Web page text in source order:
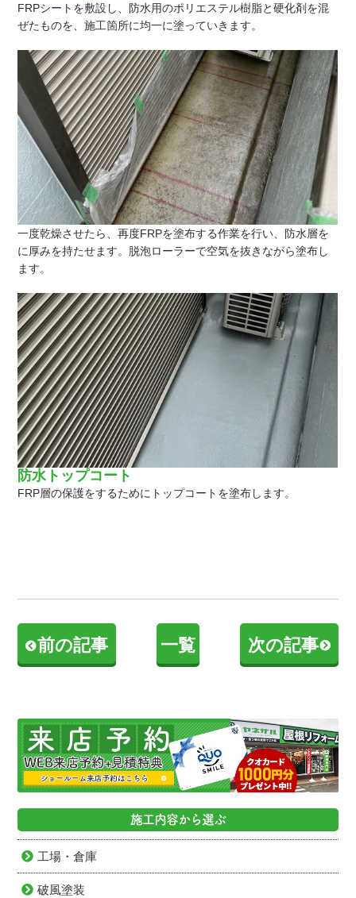
FRPシートを敷設し、防水用のポリエステル樹脂と硬化剤を混
ぜたものを、施工箇所に均一に塗っていきます。
一度乾燥させたら、再度FRPを塗布する作業を行い、防水層を
に厚みを持たせます。脱泡ローラーで空気を抜きながら塗布し
ます。
防水トップコート
FRP層の保護をするためにトップコートを塗布します。
前の記事 一覧 次の記事
施工内容から選ぶ
工場・倉庫
破風塗装